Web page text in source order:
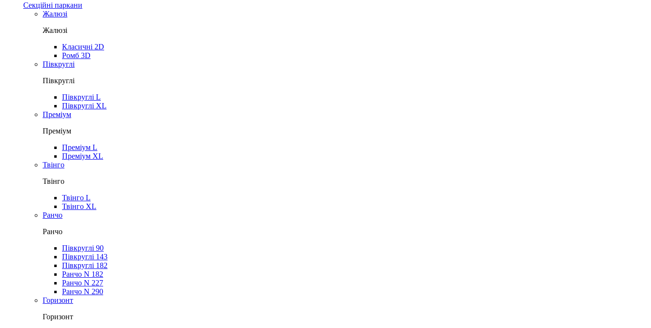
Секційні паркани
Жалюзі
Жалюзі
Класичні 2D
Ромб 3D
Півкруглі
Півкруглі
Півкруглі L
Півкруглі XL
Преміум
Преміум
Преміум L
Преміум XL
Твінго
Твінго
Твінго L
Твінго XL
Ранчо
Ранчо
Півкруглі 90
Півкруглі 143
Півкруглі 182
Ранчо N 182
Ранчо N 227
Ранчо N 290
Горизонт
Горизонт